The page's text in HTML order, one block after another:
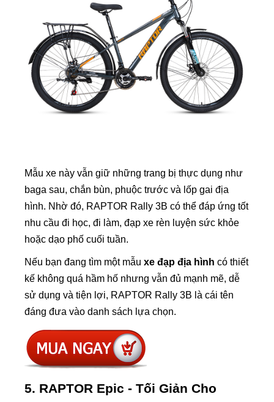
Mẫu xe này vẫn giữ những trang bị thực dụng như
baga sau, chắn bùn, phuộc trước và lốp gai địa
hình. Nhờ đó, RAPTOR Rally 3B có thể đáp ứng tốt
nhu cầu đi học, đi làm, đạp xe rèn luyện sức khỏe
hoặc dạo phố cuối tuần.
Nếu bạn đang tìm một mẫu xe đạp địa hình có thiết
kế không quá hầm hố nhưng vẫn đủ mạnh mẽ, dễ
sử dụng và tiện lợi, RAPTOR Rally 3B là cái tên
đáng đưa vào danh sách lựa chọn.
5. RAPTOR Epic - Tối Giản Cho